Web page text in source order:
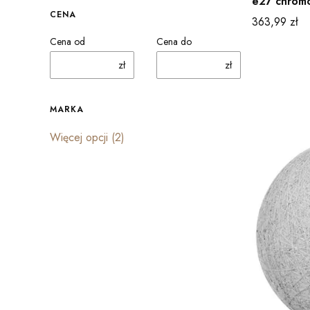
CENA
Cena od
zł
Cena do
zł
MARKA
Marka
Więcej opcji (2)
Cena
363,99 zł